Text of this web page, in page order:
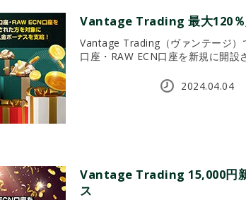
Vantage Trading 最大120％
Vantage Trading（ヴァンテージ）
口座・RAW ECN口座を新規に開設
2024.04.04
Vantage Trading 15,000円
ス